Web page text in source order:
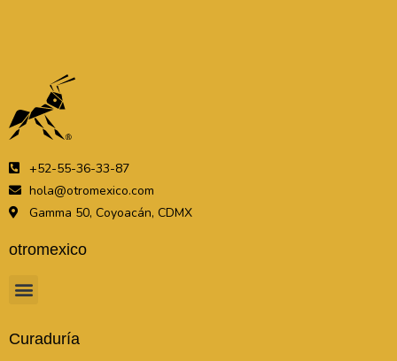
+52-55-36-33-87
hola@otromexico.com
Gamma 50, Coyoacán, CDMX
otromexico
Curaduría